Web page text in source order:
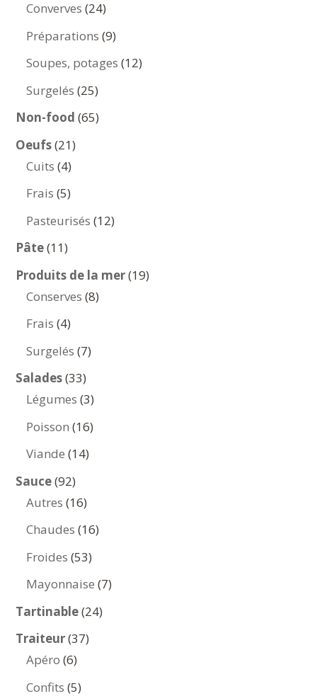
produits
Converves 2424
produits
Préparations 99
produits
Soupes, potages 1212
Surgelés 2525
produits
Non-food 6565
Oeufs 2121
Cuits 44
produits
Frais 55
produits
Pasteurisés 1212
Pâte 1111
produits
Produits de la mer 1919
Conserves 88
Frais 44
produits
Surgelés 77
Salades 3333
produits
Légumes 33
produits
Poisson 1616
Viande 1414
Sauce 9292
produits
Autres 1616
produits
Chaudes 1616
Froides 5353
produits
Mayonnaise 77
Tartinable 2424
Traiteur 3737
Apéro 66
produits
Confits 55